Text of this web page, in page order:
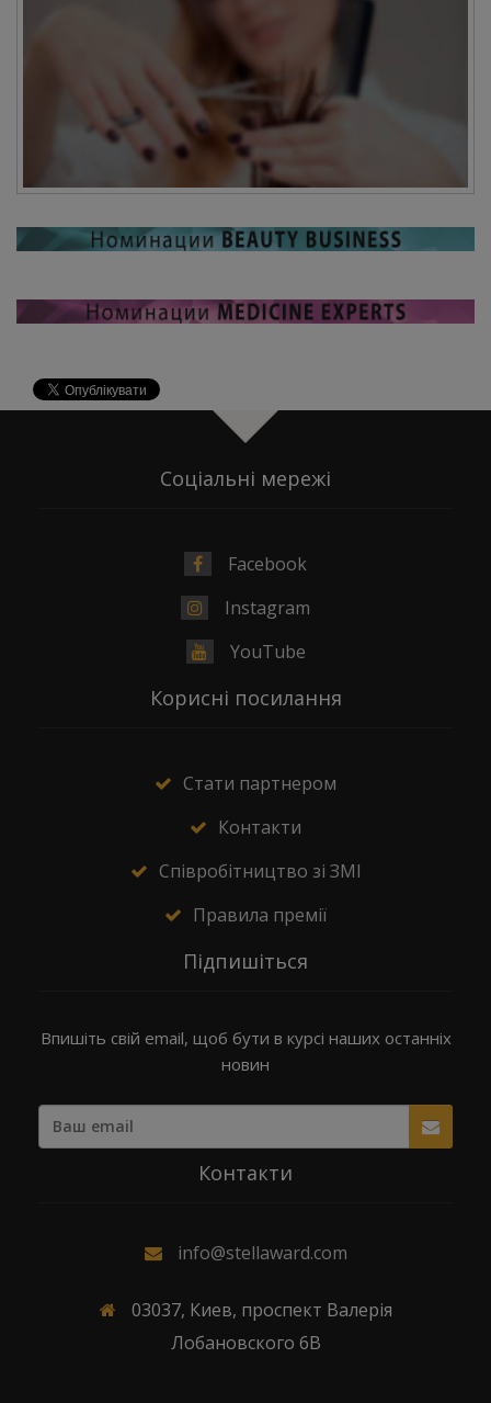
Соціальні мережі
Facebook
Instagram
YouTube
Корисні посилання
Стати партнером
Контакти
Співробітництво зі ЗМІ
Правила премії
Підпишіться
Впишіть свій email, щоб бути в курсі наших останніх
новин
Контакти
info@stellaward.com
03037, Киев, проспект Валерія
Лобановского 6В